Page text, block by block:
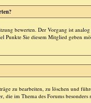
bewerten. Der Vorgang ist
Punkte Sie diesem Mitglied geben
zu bearbeiten, zu löschen und
die im Thema des Forums besonders